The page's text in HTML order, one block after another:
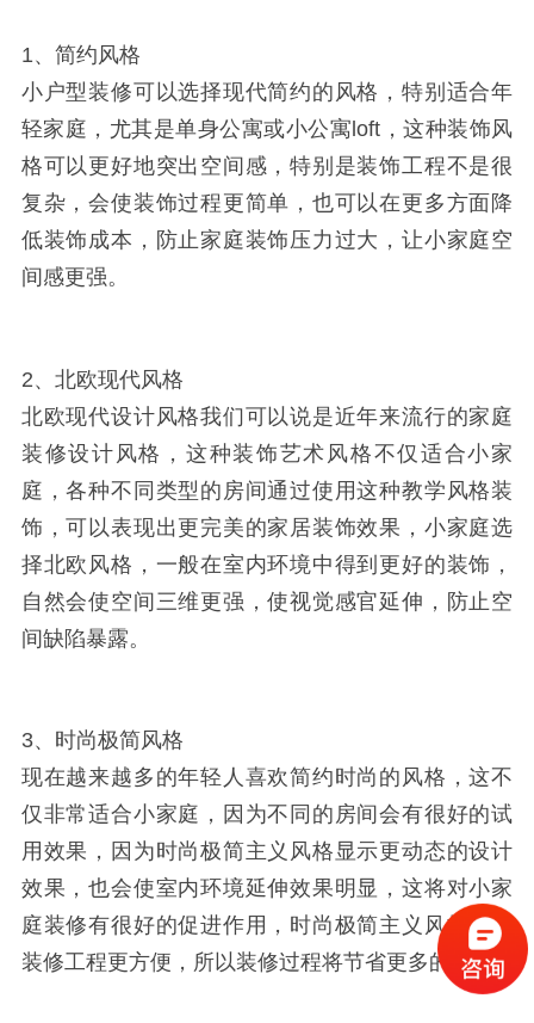
1、简约风格
小户型装修可以选择现代简约的风格，特别适合年
轻家庭，尤其是单身公寓或小公寓loft，这种装饰风
格可以更好地突出空间感，特别是装饰工程不是很
复杂，会使装饰过程更简单，也可以在更多方面降
低装饰成本，防止家庭装饰压力过大，让小家庭空
间感更强。
2、北欧现代风格
北欧现代设计风格我们可以说是近年来流行的家庭
装修设计风格，这种装饰艺术风格不仅适合小家
庭，各种不同类型的房间通过使用这种教学风格装
饰，可以表现出更完美的家居装饰效果，小家庭选
择北欧风格，一般在室内环境中得到更好的装饰，
自然会使空间三维更强，使视觉感官延伸，防止空
间缺陷暴露。
3、时尚极简风格
现在越来越多的年轻人喜欢简约时尚的风格，这不
仅非常适合小家庭，因为不同的房间会有很好的试
用效果，因为时尚极简主义风格显示更动态的设计
效果，也会使室内环境延伸效果明显，这将对小家
庭装修有很好的促进作用，时尚极简主义风格将使
装修工程更方便，所以装修过程将节省更多的钱。